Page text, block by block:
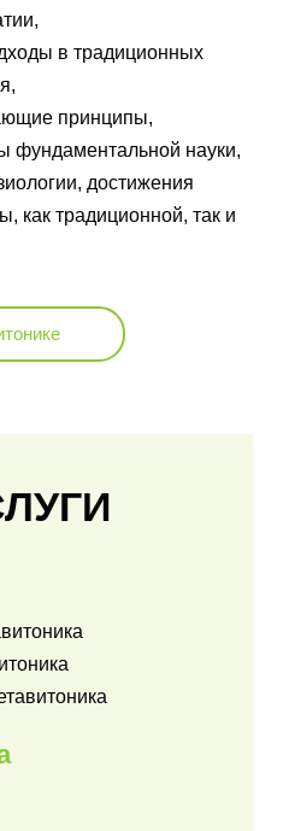
в традиционных
принципы,
фундаментальной науки,
достижения
как традиционной, так и